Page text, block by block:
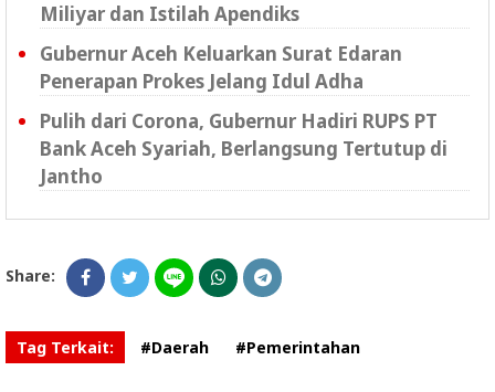
Miliyar dan Istilah Apendiks
Gubernur Aceh Keluarkan Surat Edaran
Penerapan Prokes Jelang Idul Adha
Pulih dari Corona, Gubernur Hadiri RUPS PT
Bank Aceh Syariah, Berlangsung Tertutup di
Jantho
Share:
Tag Terkait: #Daerah #Pemerintahan